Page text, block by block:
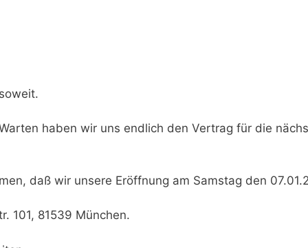
haben wir uns endlich den Vertrag für die
daß wir unsere Eröffnung am Samstag den
101, 81539 München.